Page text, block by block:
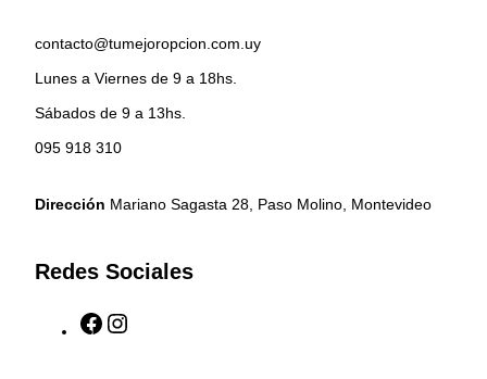
contacto@tumejoropcion.com.uy
Lunes a Viernes de 9 a 18hs.
Sábados de 9 a 13hs.
095 918 310
Dirección Mariano Sagasta 28, Paso Molino, Montevideo
Redes Sociales
F